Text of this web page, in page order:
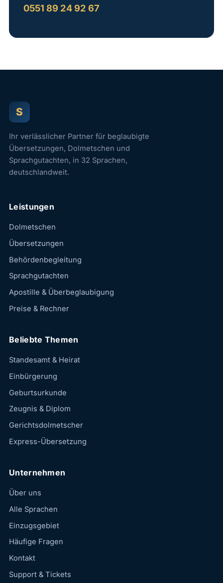
0551 89 24 92 67
S
Ihr verlässlicher Partner für beglaubigte
Übersetzungen, Dolmetschen und
Sprachgutachten, in 32 Sprachen,
deutschlandweit.
Leistungen
Dolmetschen
Übersetzungen
Behördenbegleitung
Sprachgutachten
Apostille & Überbeglaubigung
Preise & Rechner
Beliebte Themen
Standesamt & Heirat
Einbürgerung
Geburtsurkunde
Zeugnis & Diplom
Gerichtsdolmetscher
Express-Übersetzung
Unternehmen
Über uns
Alle Sprachen
Einzugsgebiet
Häufige Fragen
Kontakt
Support & Tickets